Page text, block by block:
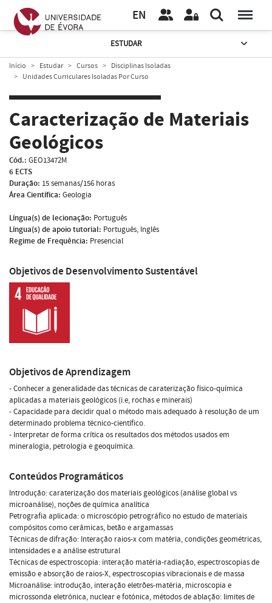
EN
ESTUDAR
Início Estudar Cursos
Disciplinas Isoladas
Unidades Curriculares Isoladas Por Curso
Caracterização de Materiais
Geológicos
Cód.: GEO13472M
6 ECTS
Duração: 15 semanas/156 horas
Área Científica: Geologia
Língua(s) de lecionação: Português
Língua(s) de apoio tutorial: Português, Inglês
Regime de Frequência: Presencial
Objetivos de Desenvolvimento Sustentável
Objetivos de Aprendizagem
- Conhecer a generalidade das técnicas de caraterização físico-química
aplicadas a materiais geológicos (i.e, rochas e minerais)
- Capacidade para decidir qual o método mais adequado à resolução de um
determinado problema técnico-científico.
- Interpretar de forma crítica os resultados dos métodos usados em
mineralogia, petrologia e geoquímica.
Conteúdos Programáticos
Introdução: caraterização dos materiais geológicos (análise global vs
microanálise), noções de química analítica
Petrografia aplicada: o microscópio petrográfico no estudo de materiais
compósitos como cerâmicas, betão e argamassas
Técnicas de difração: Interação raios-x com matéria, condições geométricas,
intensidades e a análise estrutural
Técnicas de espectroscopia: interação matéria-radiação, espectroscopias de
emissão e absorção de raios-X, espectroscopias vibracionais e de massa
Microanálise: introdução, interação eletrões-matéria, microscopia e
microssonda eletrónica, nuclear e fotónica, métodos de ablação: limites de